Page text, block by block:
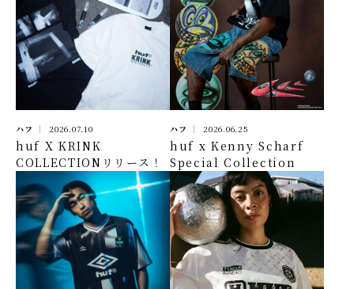
ハフ 2026.07.10
huf X KRINK
COLLECTIONリリース！
ハフ 2026.06.25
huf x Kenny Scharf
Special Collection